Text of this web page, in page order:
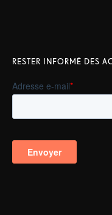
RESTER INFORMÉ DES